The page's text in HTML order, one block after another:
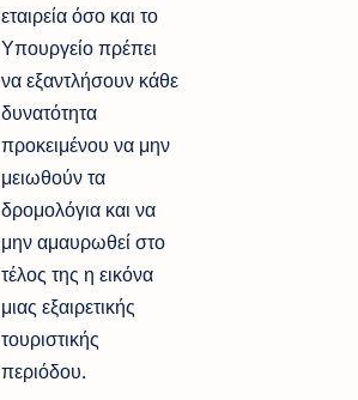
εταιρεία όσο και το
Υπουργείο πρέπει
να εξαντλήσουν κάθε
δυνατότητα
προκειμένου να μην
μειωθούν τα
δρομολόγια και να
μην αμαυρωθεί στο
τέλος της η εικόνα
μιας εξαιρετικής
τουριστικής
περιόδου.